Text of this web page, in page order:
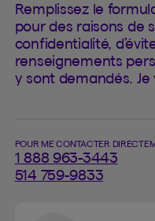
Remplissez le
pour des raisons de
confidentialité,
renseignements
y sont demandés.
POUR ME CONTACTER
1 888 963-3443
514 759-9833